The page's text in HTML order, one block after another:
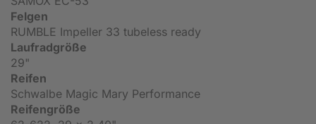
Felgen
RUMBLE Impeller 33 tubeless ready
Laufradgröße
29"
Reifen
Schwalbe Magic Mary Performance
Reifengröße